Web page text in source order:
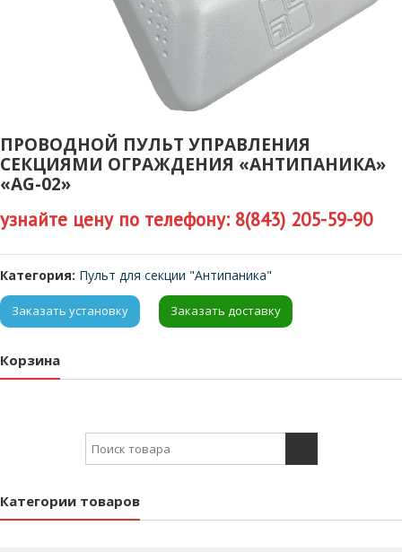
ПРОВОДНОЙ ПУЛЬТ УПРАВЛЕНИЯ
СЕКЦИЯМИ ОГРАЖДЕНИЯ «АНТИПАНИКА»
«AG-02»
узнайте цену по телефону: 8(843) 205-59-90
Категория: Пульт для секции "Антипаника"
Заказать установку Заказать доставку
Корзина
Search for:
Категории товаров